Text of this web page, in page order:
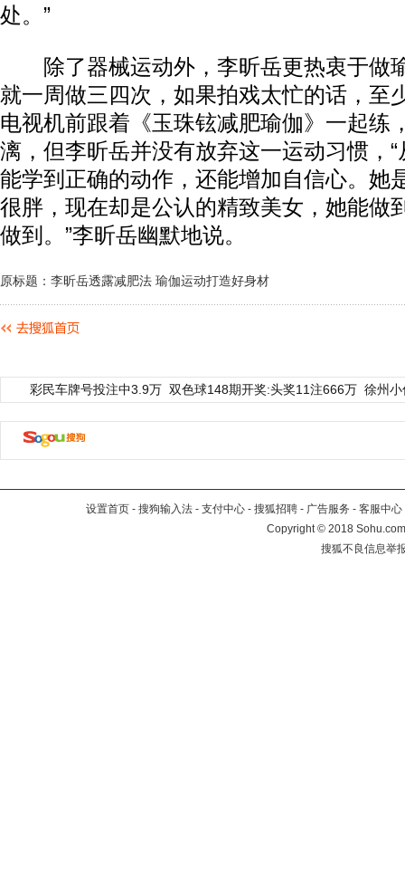
处。”
除了器械运动外，李昕岳更热衷于做
就一周做三四次，如果拍戏太忙的话，至
电视机前跟着《玉珠铉减肥瑜伽》一起练
漓，但李昕岳并没有放弃这一运动习惯，
能学到正确的动作，还能增加自信心。她
很胖，现在却是公认的精致美女，她能做
做到。”李昕岳幽默地说。
原标题：李昕岳透露减肥法 瑜伽运动打造好身材
彩民车牌号投注中3.9万 双色球148期开奖:头奖11注666万 徐州
设置首页 - 搜狗输入法 - 支付中心 - 搜狐招聘 - 广告服务 - 客服中心
Copyright©2018
搜狐不良信息举